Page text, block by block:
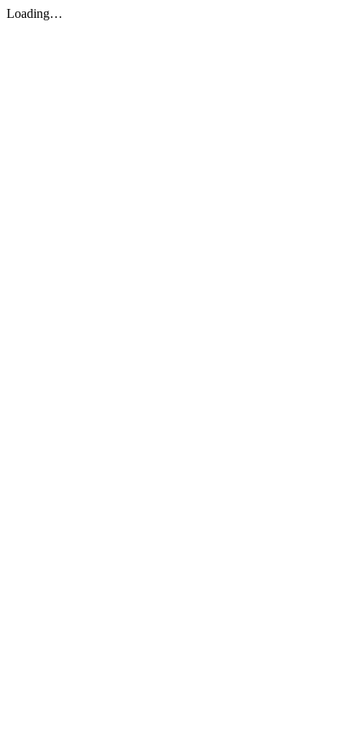
Loading…